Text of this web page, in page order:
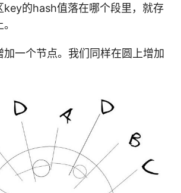
key的hash值落在哪个段里，就存
加一个节点。我们同样在圆上增加